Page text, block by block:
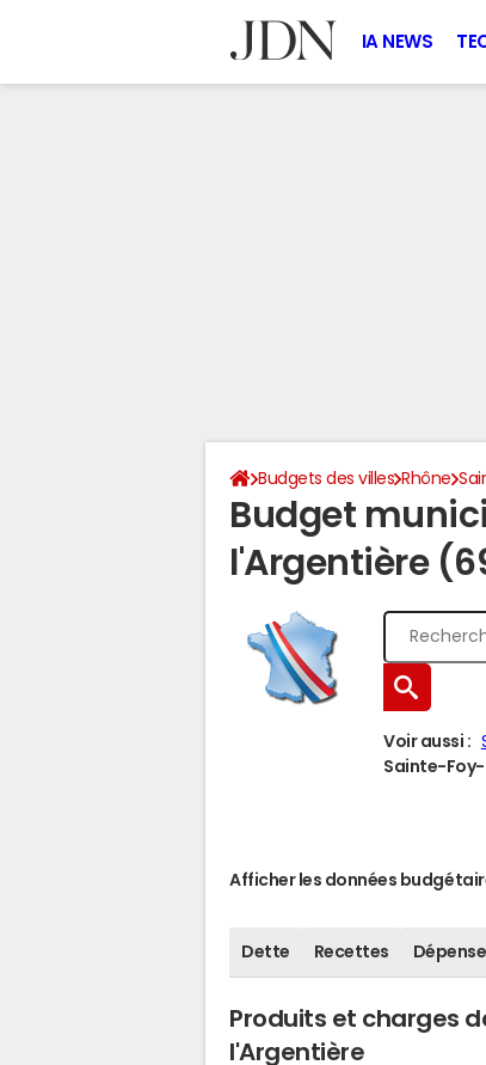
IA NEWS
Budgets des villes Rhône
Budget
l'Argentière
Voir aussi :
Sainte-Foy-
Afficher les données
Dette Recettes
Produits et charges
l'Argentière